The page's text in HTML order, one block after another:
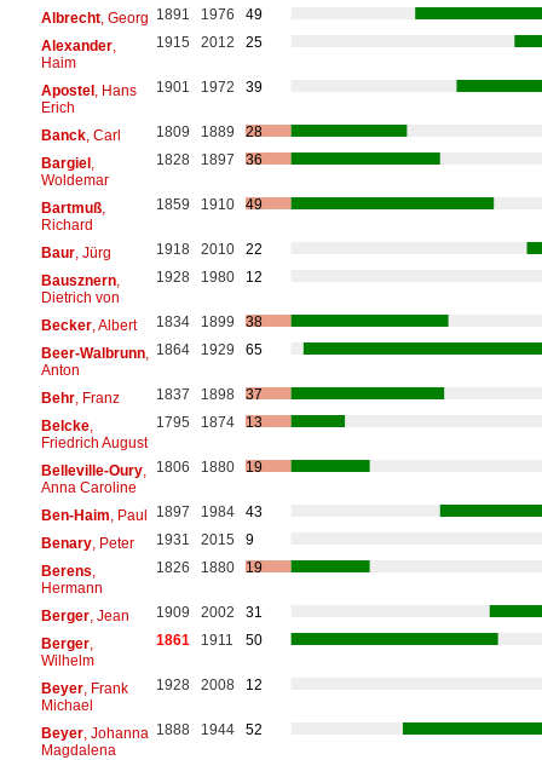
Albrecht, Georg 1891 1976
49
Alexander,
Haim
1915 2012 25
Apostel, Hans
Erich
1901 1972 39
Banck, Carl 1809 1889
28
Bargiel,
Woldemar
1828 1897 36
Bartmuß,
Richard
1859 1910 49
Baur, Jürg 1918 2010
22
Bausznern,
Dietrich von
1928 1980 12
Becker, Albert 1834 1899
38
Beer-Walbrunn,
Anton
1864 1929 65
Behr, Franz 1837 1898
37
Belcke,
Friedrich August
1795 1874 13
Belleville-Oury,
Anna Caroline
1806 1880 19
Ben-Haim , Paul 1897 1984
43
Benary, Peter 1931 2015
9
Berens
Hermann
1826 1880 19
Berger, Jean 1909 2002
31
Berger,
Wilhelm
1861 1911 50
Beyer, Frank
Michael
1928 2008 12
Beyer, Johanna
Magdalena
1888 1944 52